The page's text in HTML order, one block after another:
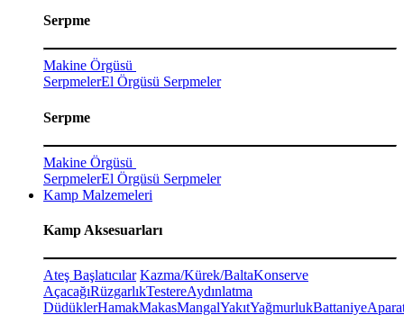
Serpme
Makine Örgüsü
SerpmelerEl Örgüsü Serpmeler
Serpme
Makine Örgüsü
SerpmelerEl Örgüsü Serpmeler
Kamp Malzemeleri
Kamp Aksesuarları
Ateş Başlatıcılar Kazma/Kürek/BaltaKonserve
AçacağıRüzgarlıkTestereAydınlatma
DüdüklerHamakMakasMangalYakıtYağmurlukBattaniye